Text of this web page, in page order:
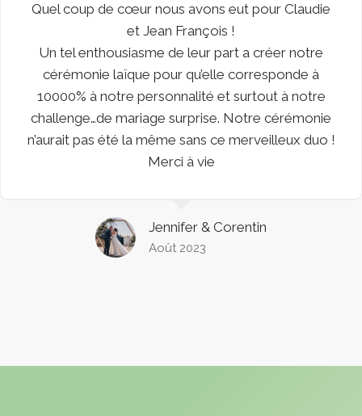
Quel coup de cœur nous avons eut pour Claudie
et Jean François !
Un tel enthousiasme de leur part a créer notre
cérémonie laïque pour qu’elle corresponde à
10000% à notre personnalité et surtout à notre
challenge…de mariage surprise. Notre cérémonie
n’aurait pas été la même sans ce merveilleux duo !
Merci à vie
Jennifer & Corentin
Août 2023